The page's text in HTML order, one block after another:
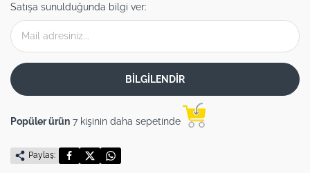
Satışa sunulduğunda bilgi ver:
BİLGİLENDİR
Popüler ürün 7 kişinin daha sepetinde
Paylaş: